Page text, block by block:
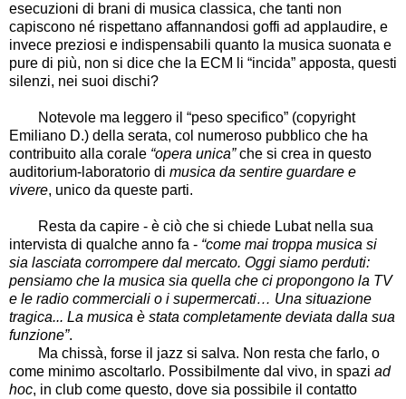
esecuzioni di brani di musica classica, che tanti non
capiscono né rispettano affannandosi goffi ad applaudire, e
invece preziosi e indispensabili quanto la musica suonata e
pure di più, non si dice che la ECM li “incida” apposta, questi
silenzi, nei suoi dischi?
Notevole ma leggero il “peso specifico” (copyright
Emiliano D.) della serata, col numeroso pubblico che ha
contribuito alla corale “opera unica”che si crea in questo
auditorium-laboratorio di musica da sentire guardare e
vivere, unico da queste parti.
Resta da capire - è ciò che si chiede Lubat nella sua
intervista di qualche anno fa - “come mai troppa musica si
sia lasciata corrompere dal mercato. Oggi siamo perduti:
pensiamo che la musica sia quella che ci propongono la TV
e le radio commerciali o i supermercati… Una situazione
tragica... La musica è stata completamente deviata dalla sua
funzione”.
Ma chissà, forse il jazz si salva. Non resta che farlo, o
come minimo ascoltarlo. Possibilmente dal vivo, in spazi ad
hoc, in club come questo, dove sia possibile il contatto